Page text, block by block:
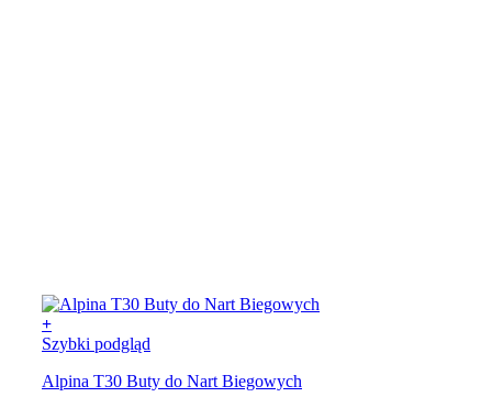
+
Ten
ma
Szybki podgląd
Alpina T30 Buty do Nart Biegowych